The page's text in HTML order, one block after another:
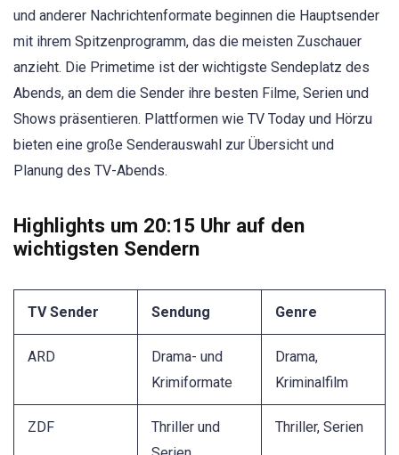
und anderer Nachrichtenformate beginnen die Hauptsender
mit ihrem Spitzenprogramm, das die meisten Zuschauer
anzieht. Die Primetime ist der wichtigste Sendeplatz des
Abends, an dem die Sender ihre besten Filme, Serien und
Shows präsentieren. Plattformen wie TV Today und Hörzu
bieten eine große Senderauswahl zur Übersicht und
Planung des TV-Abends.
Highlights um 20:15 Uhr auf den
wichtigsten Sendern
TV Sender Sendung Genre
ARD
Drama- und
Krimiformate
Drama,
Kriminalfilm
ZDF
Thriller und
Thriller, Serien